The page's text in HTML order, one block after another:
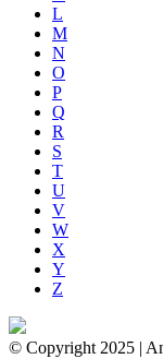
L
M
N
O
P
Q
R
S
T
U
V
W
X
Y
Z
© Copyright 2025 |